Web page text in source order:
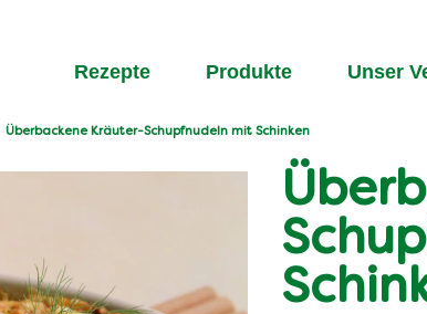
Rezepte Produkte Unser
Überbackene Kräuter-Schupfnudeln mit Schinken